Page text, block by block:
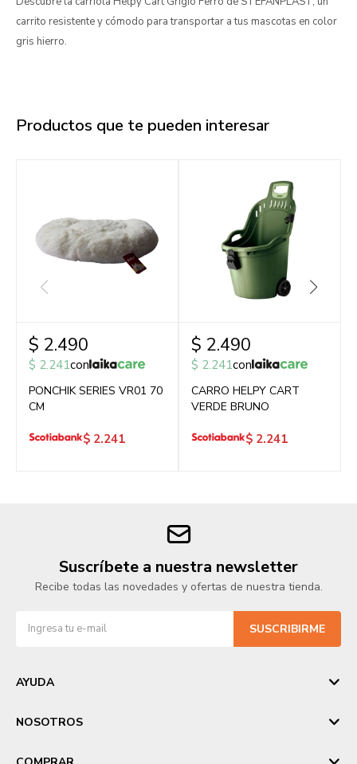
carrito resistente y cómodo para transportar a tus mascotas en color
gris hierro.
Productos que te pueden interesar
$ 2.490
$ 2.241con
PONCHIK SERIES VR01 70
CM
$ 2.241
$ 2.490
$ 2.241con
CARRO HELPY CART
VERDE BRUNO
$ 2.241
Suscríbete a nuestra newsletter
Recibe todas las novedades y ofertas de nuestra tienda.
SUSCRIBIRME
AYUDA
NOSOTROS